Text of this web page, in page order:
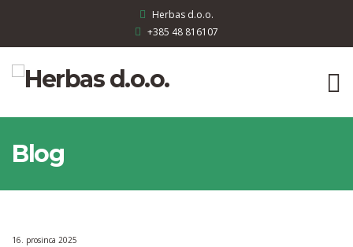
Herbas d.o.o.
+385 48 816107
Blog
16. prosinca 2025